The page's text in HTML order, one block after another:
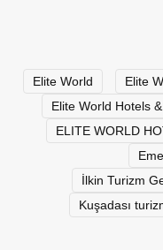
Elite World Elite
Elite World Hotels
ELITE WORLD
İlkin Turizm
Kuşadası